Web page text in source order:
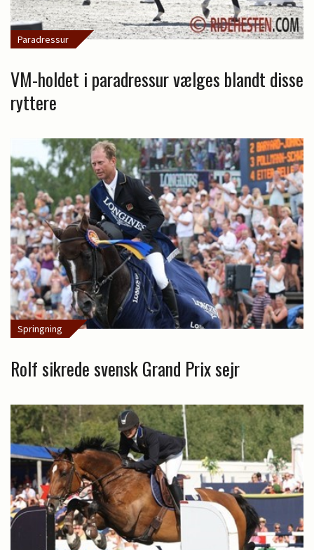
Paradressur
VM-holdet i paradressur vælges blandt disse
ryttere
Springning
Rolf sikrede svensk Grand Prix sejr